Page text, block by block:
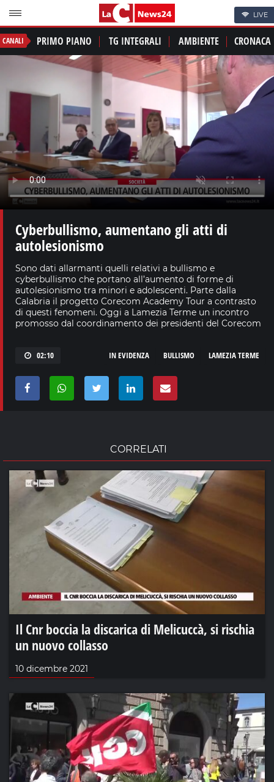
LIVE
CANALI PRIMO PIANO TG INTEGRALI AMBIENTE CRONACA
Cyberbullismo, aumentano gli atti di
autolesionismo
Sono dati allarmanti quelli relativi a bullismo e
cyberbullismo che portano all’aumento di forme di
autolesionismo tra minori e adolescenti. Parte dalla
Calabria il progetto Corecom Academy Tour a contrasto
di questi fenomeni. Oggi a Lamezia Terme un incontro
promosso dal coordinamento dei presidenti del Corecom
02:10 LAMEZIA TERME
BULLISMO
IN EVIDENZA
CORRELATI
Il Cnr boccia la discarica di Melicuccà, si rischia
un nuovo collasso
10 dicembre 2021